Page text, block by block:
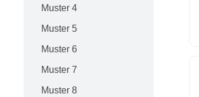
Muster 4
Muster 5
Muster 6
Muster 7
Muster 8